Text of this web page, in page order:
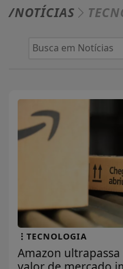
/NOTÍCIAS
TECNOLOGIA
Amazon